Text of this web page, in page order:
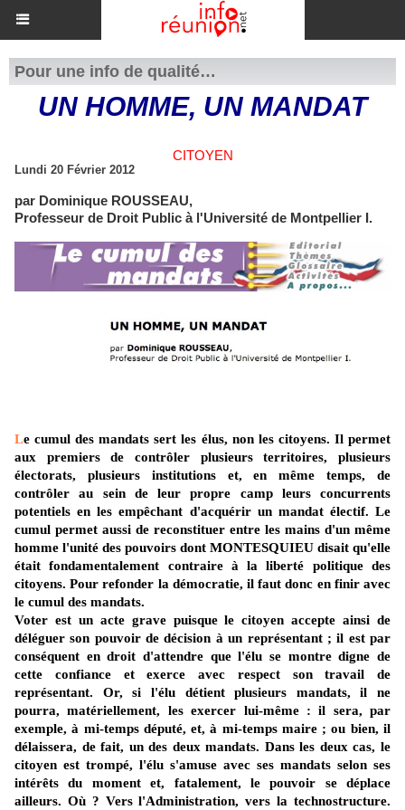
Pour une info de qualité…
UN HOMME, UN MANDAT
CITOYEN
Lundi 20 Février 2012
par Dominique ROUSSEAU,
Professeur de Droit Public à l'Université de Montpellier I.
Le cumul des mandats sert les élus, non les citoyens. Il permet
aux premiers de contrôler plusieurs territoires, plusieurs
électorats, plusieurs institutions et, en même temps, de
contrôler au sein de leur propre camp leurs concurrents
potentiels en les empêchant d'acquérir un mandat électif. Le
cumul permet aussi de reconstituer entre les mains d'un même
homme l'unité des pouvoirs dont MONTESQUIEU disait qu'elle
était fondamentalement contraire à la liberté politique des
citoyens. Pour refonder la démocratie, il faut donc en finir avec
le cumul des mandats.
Voter est un acte grave puisque le citoyen accepte ainsi de
déléguer son pouvoir de décision à un représentant ; il est par
conséquent en droit d'attendre que l'élu se montre digne de
cette confiance et exerce avec respect son travail de
représentant. Or, si l'élu détient plusieurs mandats, il ne
pourra, matériellement, les exercer lui-même : il sera, par
exemple, à mi-temps député, et, à mi-temps maire ; ou bien, il
délaissera, de fait, un des deux mandats. Dans les deux cas, le
citoyen est trompé, l'élu s'amuse avec ses mandats selon ses
intérêts du moment et, fatalement, le pouvoir se déplace
ailleurs. Où ? Vers l'Administration, vers la technostructure.